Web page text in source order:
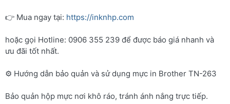
👉 Mua ngay tại: https://inknhp.com
hoặc gọi Hotline: 0906 355 239 để được báo giá nhanh và
ưu đãi tốt nhất.
⚙️ Hướng dẫn bảo quản và sử dụng mực in Brother TN-263
Bảo quản hộp mực nơi khô ráo, tránh ánh nắng trực tiếp.